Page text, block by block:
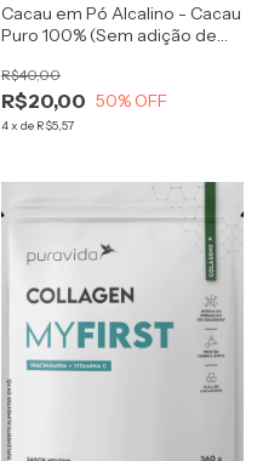
Cacau em Pó Alcalino - Cacau
Puro 100% (Sem adição de
funcionais, bolos, bebidas
R$20,00
R$40,00
50% OFF
4x de R$5,57